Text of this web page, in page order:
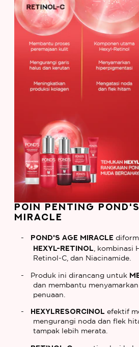
POIN PENTING
MIRACLE
Pond's Age Miracle
Hexyl-Retinol
, kombinasi
Retinol-C, dan Niacinamide.
Produk ini dirancang untuk
dan membantu
penuaan.
Hexylresorcinol efektif
mengurangi noda dan flek
tampak lebih merata.